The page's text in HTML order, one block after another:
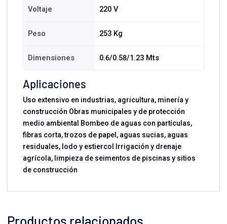
Voltaje 220 V
Peso 253 Kg
Dimensiones 0.6/0.58/1.23 Mts
Aplicaciones
Uso extensivo en industrias, agricultura, minería y
construcción Obras municipales y de protección
medio ambiental Bombeo de aguas con partículas,
fibras corta, trozos de papel, aguas sucias, aguas
residuales, lodo y estiercol Irrigación y drenaje
agrícola, limpieza de seimentos de piscinas y sitios
de construcción
Productos relacionados